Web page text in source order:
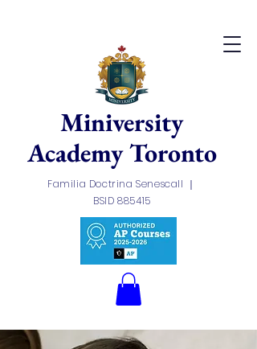
Miniversity
Academy Toronto
Familia Doctrina Senescall ｜
BSID 885415